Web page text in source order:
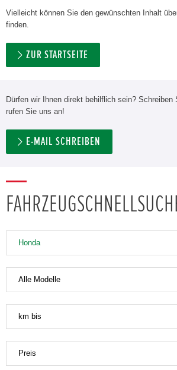
Vielleicht können Sie den gewünschten Inhalt
finden.
ZUR STARTSEITE
Dürfen wir Ihnen direkt behilflich sein? Schreiben
rufen Sie uns an!
E-MAIL SCHREIBEN
Honda
Alle Modelle
km bis
Preis